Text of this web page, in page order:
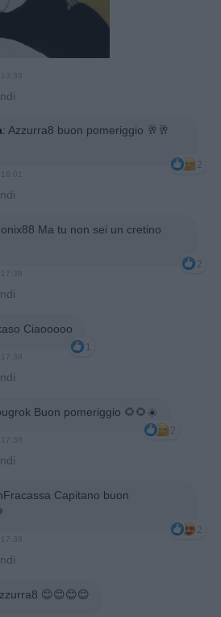
: Azzurra8 buon pomeriggio 🥂🥂
2
Ma tu non sei un cretino
2
Ciaooooo
1
Buon pomeriggio 🌻🌻☀️
2
Capitano buon
2
😊😊😊😊